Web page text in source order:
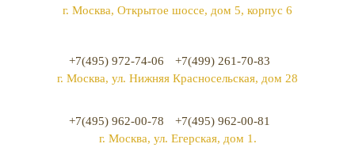
г. Москва, Открытое шоссе, дом 5, корпус 6
+7(495) 972-74-06
+7(499) 261-70-83
г. Москва, ул. Нижняя Красносельская, дом 28
+7(495) 962-00-78
+7(495) 962-00-81
г. Москва, ул. Егерская, дом 1.